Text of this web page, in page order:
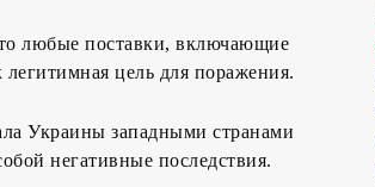
любые поставки, включающие
цель для поражения.
Украины западными странами
негативные последствия.